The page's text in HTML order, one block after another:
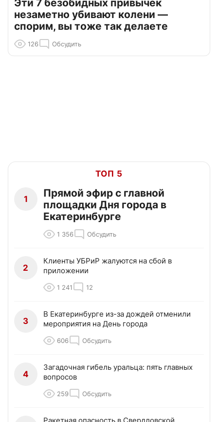
Эти 7 безобидных привычек
незаметно убивают колени —
спорим, вы тоже так делаете
126 Обсудить
ТОП 5
1
Прямой эфир с главной
площадки Дня города в
Екатеринбурге
1 356 Обсудить
2
Клиенты УБРиР жалуются на сбой в
приложении
1 241 12
3
В Екатеринбурге из-за дождей отменили
мероприятия на День города
606 Обсудить
4
Загадочная гибель уральца: пять главных
вопросов
259 Обсудить